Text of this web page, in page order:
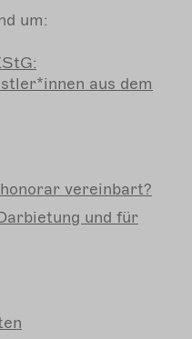
um:
aus dem
vereinbart?
und für